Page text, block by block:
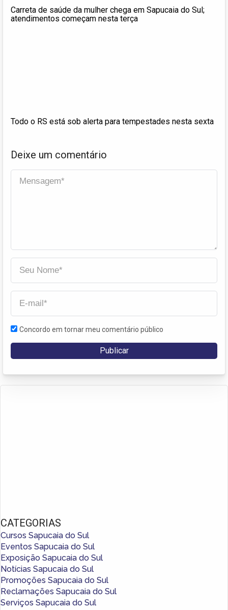
Carreta de saúde da mulher chega em Sapucaia do Sul;
atendimentos começam nesta terça
Todo o RS está sob alerta para tempestades nesta sexta
Deixe um comentário
Concordo em tornar meu comentário público
CATEGORIAS
Cursos Sapucaia do Sul
Eventos Sapucaia do Sul
Exposição Sapucaia do Sul
Notícias Sapucaia do Sul
Promoções Sapucaia do Sul
Reclamações Sapucaia do Sul
Serviços Sapucaia do Sul